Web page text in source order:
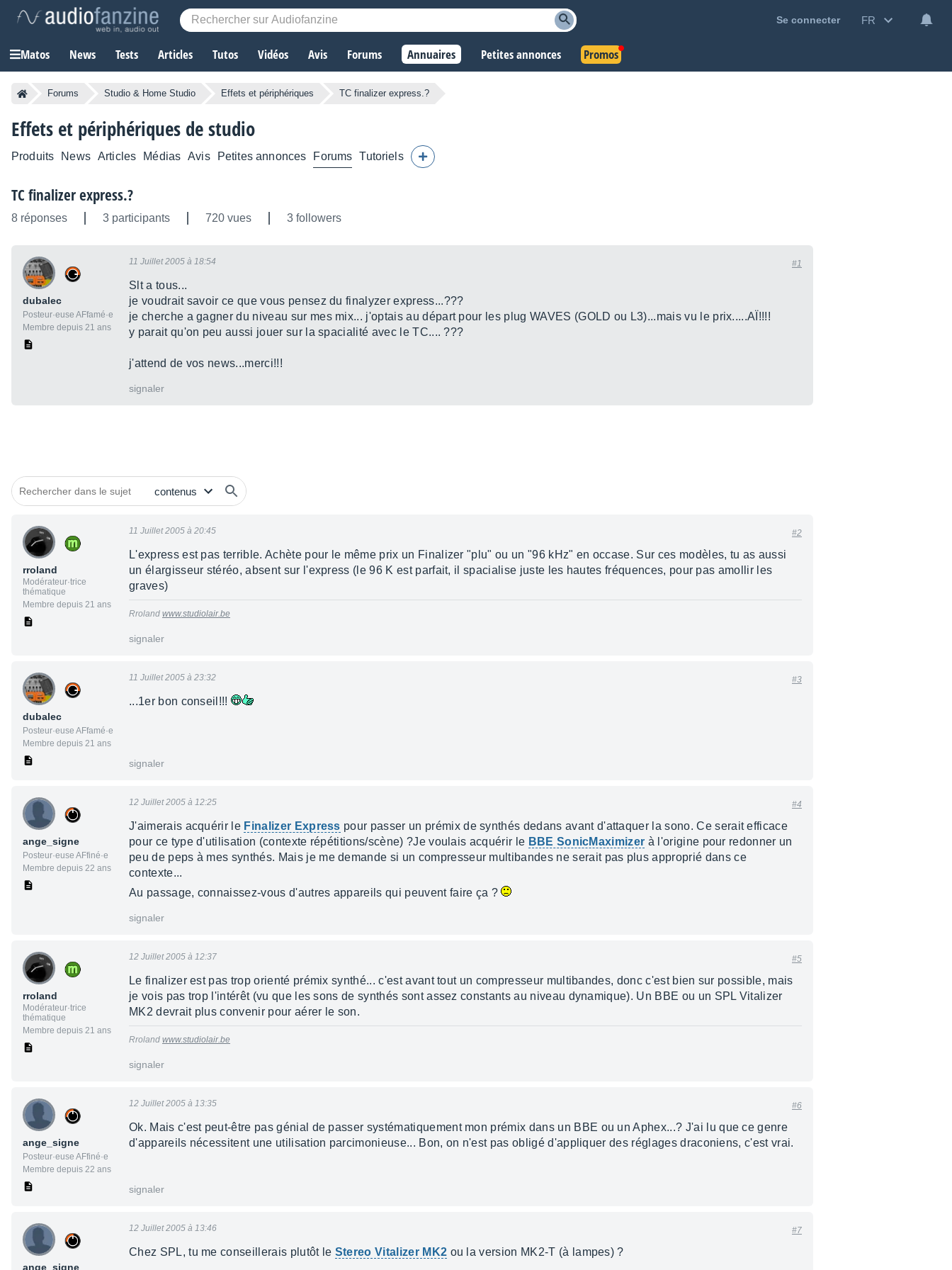
Se connecter FR
Matos News Tests Articles Tutos Vidéos Avis Forums Annuaires Petites annonces Promos
Forums Studio & Home Studio Effets et périphériques TC finalizer express.?
Effets et périphériques de studio
Produits News Articles Médias Avis Petites annonces Forums Tutoriels
TC finalizer express.?
8 réponses 3 participants 720 vues 3 followers
dubalec
Posteur·euse AFfamé·e
Membre depuis 21 ans
11 Juillet 2005 à 18:54 #1
Slt a tous...
je voudrait savoir ce que vous pensez du finalyzer express...???
je cherche a gagner du niveau sur mes mix... j'optais au départ pour les plug WAVES (GOLD ou L3)...mais vu le prix.....AÏ!!!!
y parait qu'on peu aussi jouer sur la spacialité avec le TC.... ???
j'attend de vos news...merci!!!
signaler
rroland
Modérateur·trice
thématique
Membre depuis 21 ans
11 Juillet 2005 à 20:45 #2
L'express est pas terrible. Achète pour le même prix un Finalizer "plu" ou un "96 kHz" en occase. Sur ces modèles, tu as aussi
un élargisseur stéréo, absent sur l'express (le 96 K est parfait, il spacialise juste les hautes fréquences, pour pas amollir les
graves)
Rroland www.studiolair.be
signaler
dubalec
Posteur·euse AFfamé·e
Membre depuis 21 ans
11 Juillet 2005 à 23:32 #3
...1er bon conseil!!!
signaler
ange_signe
Posteur·euse AFfiné·e
Membre depuis 22 ans
12 Juillet 2005 à 12:25 #4
J'aimerais acquérir le Finalizer Express pour passer un prémix de synthés dedans avant d'attaquer la sono. Ce serait efficace
pour ce type d'utilisation (contexte répétitions/scène) ?Je voulais acquérir le BBE SonicMaximizer à l'origine pour redonner un
peu de peps à mes synthés. Mais je me demande si un compresseur multibandes ne serait pas plus approprié dans ce
contexte...
Au passage, connaissez-vous d'autres appareils qui peuvent faire ça ?
signaler
rroland
Modérateur·trice
thématique
Membre depuis 21 ans
12 Juillet 2005 à 12:37 #5
Le finalizer est pas trop orienté prémix synthé... c'est avant tout un compresseur multibandes, donc c'est bien sur possible, mais
je vois pas trop l'intérêt (vu que les sons de synthés sont assez constants au niveau dynamique). Un BBE ou un SPL Vitalizer
MK2 devrait plus convenir pour aérer le son.
Rroland www.studiolair.be
signaler
ange_signe
Posteur·euse AFfiné·e
Membre depuis 22 ans
12 Juillet 2005 à 13:35 #6
Ok. Mais c'est peut-être pas génial de passer systématiquement mon prémix dans un BBE ou un Aphex...? J'ai lu que ce genre
d'appareils nécessitent une utilisation parcimonieuse... Bon, on n'est pas obligé d'appliquer des réglages draconiens, c'est vrai.
signaler
ange_signe
12 Juillet 2005 à 13:46 #7
Chez SPL, tu me conseillerais plutôt le Stereo Vitalizer MK2 ou la version MK2-T (à lampes) ?